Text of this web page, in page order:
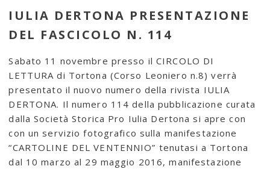
IULIA DERTONA PRESENTAZIONE
DEL FASCICOLO N. 114
Sabato 11 novembre presso il CIRCOLO DI
LETTURA di Tortona (Corso Leoniero n.8) verrà
presentato il nuovo numero della rivista IULIA
DERTONA. Il numero 114 della pubblicazione curata
dalla Società Storica Pro Iulia Dertona si apre con
con un servizio fotografico sulla manifestazione
“CARTOLINE DEL VENTENNIO” tenutasi a Tortona
dal 10 marzo al 29 maggio 2016, manifestazione